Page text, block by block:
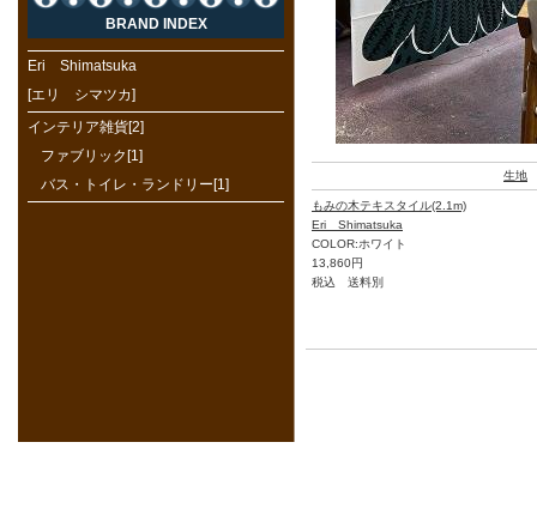
生地
もみの木テキスタイル(2.1m)
Eri Shimatsuka
COLOR:ホワイト
13,860円
税込 送料別
BRAND INDEX
Eri Shimatsuka
[エリ シマツカ]
インテリア雑貨[2]
ファブリック[1]
バス・トイレ・ランドリー[1]